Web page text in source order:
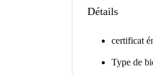
Détails
certificat
Type de